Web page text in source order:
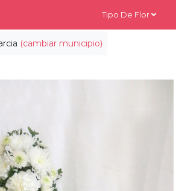
(cambiar municipio)
Tipo De Flor